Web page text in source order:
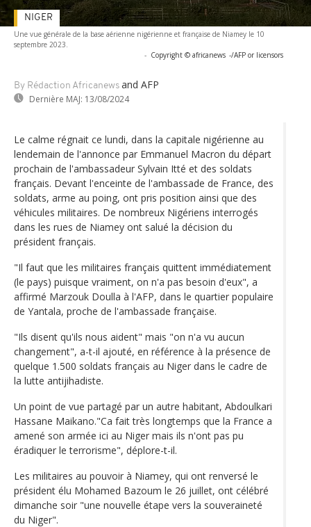
Une vue générale de la base aérienne nigérienne et française de Niamey le 10
septembre 2023.
- Copyright © africanews -/AFP or licensors
By Rédaction Africanews and AFP
Dernière MAJ: 13/08/2024
NIGER
Le calme régnait ce lundi, dans la capitale nigérienne au
lendemain de l'annonce par Emmanuel Macron du départ
prochain de l'ambassadeur Sylvain Itté et des soldats
français. Devant l'enceinte de l'ambassade de France, des
soldats, arme au poing, ont pris position ainsi que des
véhicules militaires. De nombreux Nigériens interrogés
dans les rues de Niamey ont salué la décision du
président français.
"Il faut que les militaires français quittent immédiatement
(le pays) puisque vraiment, on n'a pas besoin d'eux", a
affirmé Marzouk Doulla à l'AFP, dans le quartier populaire
de Yantala, proche de l'ambassade française.
"Ils disent qu'ils nous aident" mais "on n'a vu aucun
changement", a-t-il ajouté, en référence à la présence de
quelque 1.500 soldats français au Niger dans le cadre de
la lutte antijihadiste.
Un point de vue partagé par un autre habitant, Abdoulkari
Hassane Maikano."Ca fait très longtemps que la France a
amené son armée ici au Niger mais ils n'ont pas pu
éradiquer le terrorisme", déplore-t-il.
Les militaires au pouvoir à Niamey, qui ont renversé le
président élu Mohamed Bazoum le 26 juillet, ont célébré
dimanche soir "une nouvelle étape vers la souveraineté
du Niger".